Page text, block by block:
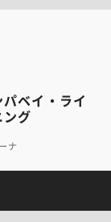
パベイ・ライ
ング
ナ